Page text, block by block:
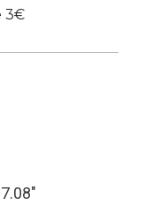
3€